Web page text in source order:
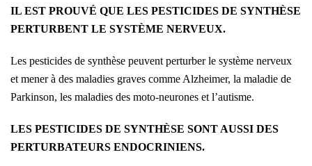
IL EST PROUVÉ QUE LES PESTICIDES DE SYNTHÈSE
PERTURBENT LE SYSTÈME NERVEUX.
Les pesticides de synthèse peuvent perturber le système nerveux
et mener à des maladies graves comme Alzheimer, la maladie de
Parkinson, les maladies des moto-neurones et l’autisme.
LES PESTICIDES DE SYNTHÈSE SONT AUSSI DES
PERTURBATEURS ENDOCRINIENS.